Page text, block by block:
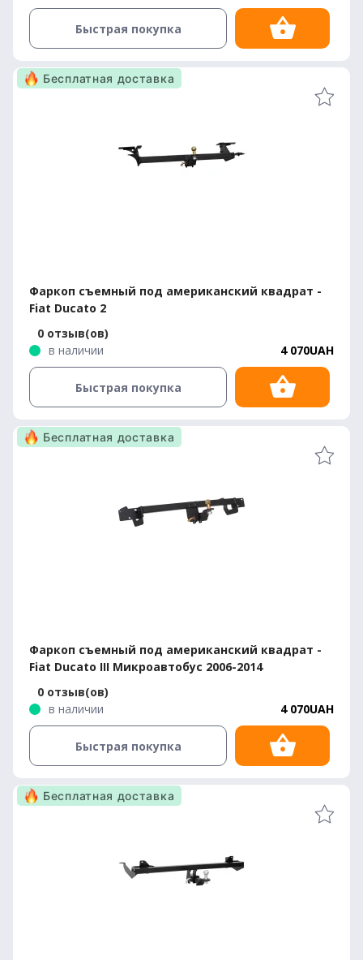
Быстрая покупка
Фаркоп съемный под американский квадрат -
Fiat Ducato 2
0 отзыв(ов)
в наличии
4 070UAH
Бесплатная доставка
Быстрая покупка
Фаркоп съемный под американский квадрат -
Fiat Ducato III Микроавтобус 2006-2014
0 отзыв(ов)
в наличии
4 070UAH
Бесплатная доставка
Быстрая покупка
Бесплатная доставка